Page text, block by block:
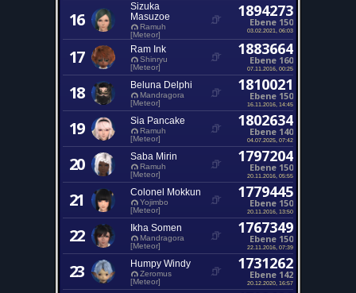
16
Sizuka
Masuzoe
Ramuh
[Meteor]
1894273
Ebene 150
03.02.2021, 06:03
17 Ram Ink
Shinryu
[Meteor]
1883664
Ebene 160
07.11.2016, 00:25
18 Beluna Delphi
Mandragora
[Meteor]
1810021
Ebene 150
16.11.2016, 14:45
19 Sia Pancake
Ramuh
[Meteor]
1802634
Ebene 140
04.07.2025, 07:42
20 Saba Mirin
Ramuh
[Meteor]
1797204
Ebene 150
20.11.2016, 05:55
21 Colonel Mokkun
Yojimbo
[Meteor]
1779445
Ebene 150
20.11.2016, 13:50
22 Ikha Somen
Mandragora
[Meteor]
1767349
Ebene 150
22.11.2016, 07:39
23 Humpy Windy
Zeromus
[Meteor]
1731262
Ebene 142
20.12.2020, 16:57